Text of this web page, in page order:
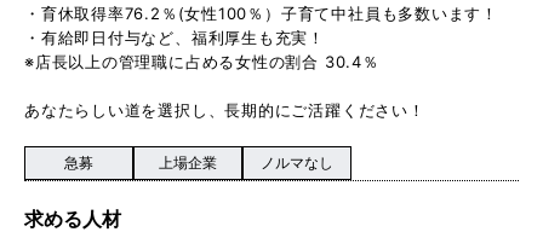
・育休取得率76.2％(女性100％）子育て中社員も多数います！
・有給即日付与など、福利厚生も充実！
※店長以上の管理職に占める女性の割合 30.4％
あなたらしい道を選択し、長期的にご活躍ください！
急募 上場企業 ノルマなし
求める人材